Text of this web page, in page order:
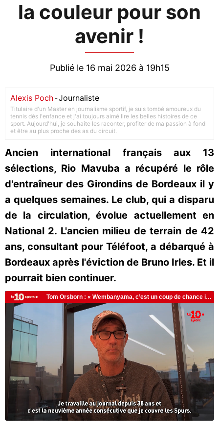
la couleur pour son
avenir !
Publié le 16 mai 2026 à 19h15
Alexis Poch-Journaliste
Titulaire d'un Master en journalisme sportif, je suis tombé amoureux du
tennis dès l'enfance et j'ai toujours aimé lire les belles histoires de ce
sport. Aujourd'hui, je souhaite les raconter, profiter de ma passion à fond
et être au plus proche des as du circuit.
Ancien international français aux 13
sélections, Rio Mavuba a récupéré le rôle
d'entraîneur des Girondins de Bordeaux il y
a quelques semaines. Le club, qui a disparu
de la circulation, évolue actuellement en
National 2. L'ancien milieu de terrain de 42
ans, consultant pour Téléfoot, a débarqué à
Bordeaux après l'éviction de Bruno Irles. Et il
pourrait bien continuer.